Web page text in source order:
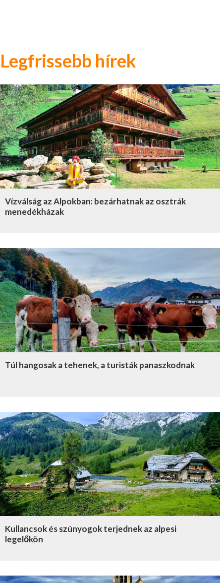
Legfrissebb hírek
Vízválság az Alpokban: bezárhatnak az osztrák
menedékházak
Túl hangosak a tehenek, a turisták panaszkodnak
Kullancsok és szúnyogok terjednek az alpesi
legelőkön